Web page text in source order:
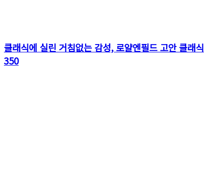
클래식에 실린 거침없는 감성, 로얄엔필드 고안 클래식
350